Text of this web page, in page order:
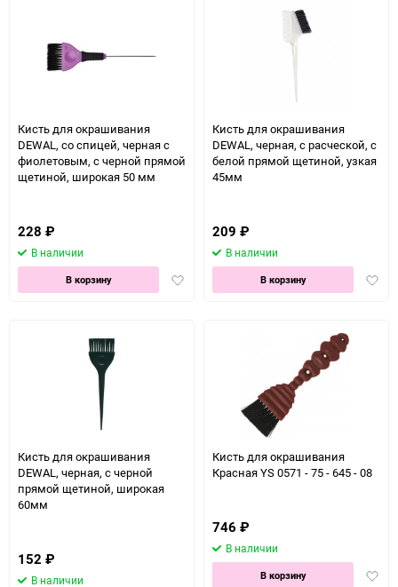
Кисть для окрашивания
DEWAL, со спицей, черная с
фиолетовым, с черной прямой
щетиной, широкая 50 мм
228 ₽
В наличии
Добавить
В корзину
Кисть для окрашивания
DEWAL, черная, с расческой, с
белой прямой щетиной, узкая
45мм
209 ₽
В наличии
В корзину
Кисть для окрашивания
DEWAL, черная, с черной
прямой щетиной, широкая
60мм
152 ₽
В наличии
Кисть для окрашивания
Красная YS 0571 - 75 - 645 - 08
746 ₽
В наличии
В корзину